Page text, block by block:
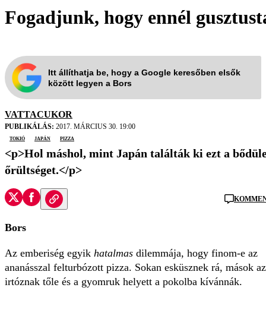
Fogadjunk, hogy ennél
Itt állíthatja be, hogy a Google keresőben elsők
között legyen a Bors
VATTACUKOR
PUBLIKÁLÁS: 2017. MÁRCIUS 30. 19:00
Tokió
Japán pizza
<p>Hol máshol, mint Japán találták ki ezt a
őrültséget.</p>
Bors
Az emberiség egyik hatalmas dilemmája, hogy finom-e az
ananásszal felturbózott pizza. Sokan esküsznek rá, mások
irtóznak tőle és a gyomruk helyett a pokolba kívánnák.